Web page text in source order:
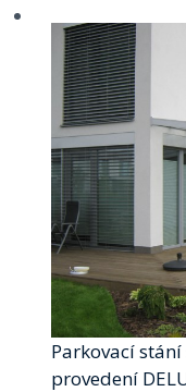
Parkovací
provedení